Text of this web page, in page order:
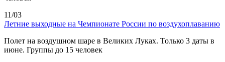
11/03
Летние выходные на Чемпионате России по воздухоплаванию
Полет на воздушном шаре в Великих Луках. Только 3 даты в
июне. Группы до 15 человек